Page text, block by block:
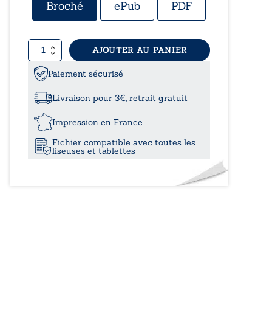
9,49€
Broché ePub PDF
quantité
de
Celui
compte
flocons
neige
AJOUTER AU PANIER
Paiement sécurisé
Livraison pour 3€, retrait gratuit
Impression en France
Fichier compatible avec toutes les
liseuses et tablettes